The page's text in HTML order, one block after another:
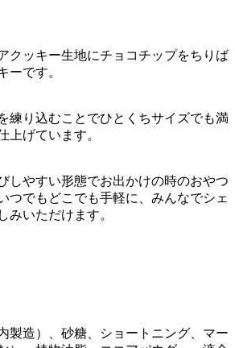
クッキー生地にチョコチップをちりば
ーです。
練り込むことでひとくちサイズでも満
上げています。
しやすい形態でお出かけの時のおやつ
つでもどこでも手軽に、みんなでシェ
みいただけます。
製造）、砂糖、ショートニング、マー